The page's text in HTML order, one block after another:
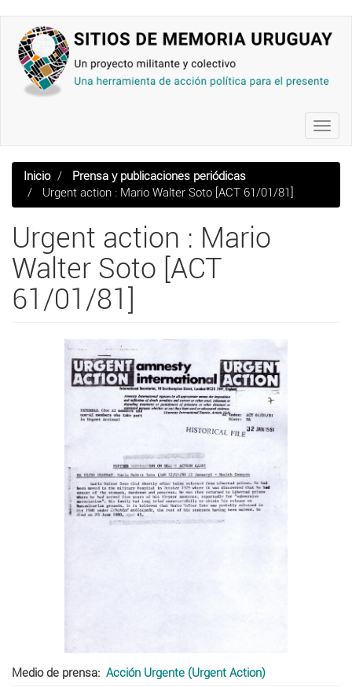
contenido
principal
Inicio
Prensa y publicaciones periódicas
Urgent action : Mario Walter Soto [ACT 61/01/81]
Urgent action : Mario
Walter Soto [ACT
61/01/81]
Medio de prensa
Acción Urgente (Urgent Action)